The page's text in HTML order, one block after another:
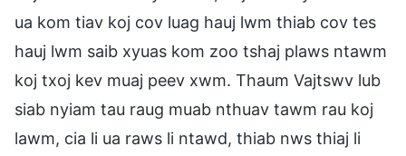
ua kom tiav koj cov luag hauj lwm thiab cov tes
hauj lwm saib xyuas kom zoo tshaj plaws ntawm
koj txoj kev muaj peev xwm. Thaum Vajtswv lub
siab nyiam tau raug muab nthuav tawm rau koj
lawm, cia li ua raws li ntawd, thiab nws thiaj li